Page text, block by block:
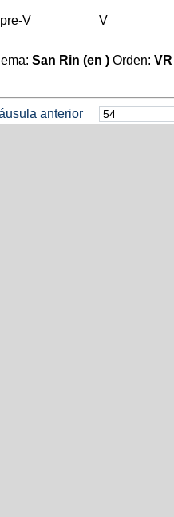
pre-V V
San Rin (en ) Orden: VR
anterior